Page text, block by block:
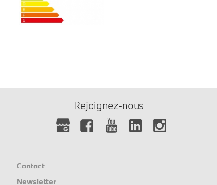
Rejoignez-nous
Contact
Newsletter